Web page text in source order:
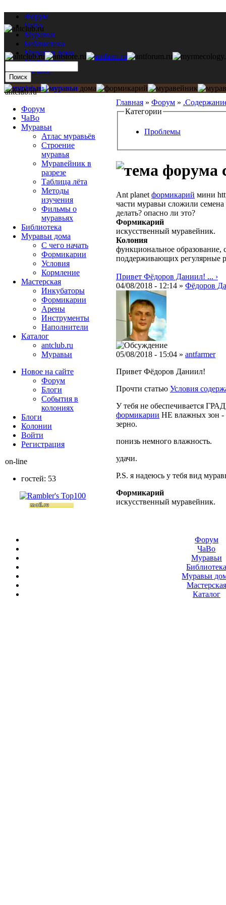
Форум
ЧаВо
Муравьи
Библиотека
Муравьи дома
Мастерская
Каталог
Главная » Форум »
Категории
Проблемы
Ant planetформикарий мини
части муравьи сложили семена
делать? опасно ли это?
Формикарий
искусственный муравейник.
Колония
функциональное образование,
поддерживающих регулярные
Привет Фёдоров Даниил! ... ›
04/08/2018 - 12:14 » Фёдоров
05/08/2018 - 15:04 » antfarmer
Привет Фёдоров Даниил!
Прочти статью Условия
У тебя не обеспечивается
формикарии НЕ влажных зон -
зерно.
понизь немного влажность.
удачи.
P.S. я надеюсь у тебя вид
Формикарий
искусственный муравейник.
antclub.ru
Форум
ЧаВо
Муравьи
Атлас муравьёв
Строение
муравья
Муравейник в
разрезе
Таблица лёта
Методы
изучения
Фильмы о
муравьях
Библиотека
Муравьи дома
С чего начать
Формикарии
Условия
Кормление
Мастерская
Инкубаторы
Формикарии
Арены
Инструменты
Наполнители
Каталог
antclub.ru
Муравьи
Новое на сайте
Форум
Блоги
События в
колониях
Блоги
Колонии
Войти
Peгиcтpaция
on-line
гостей: 53
Форум
ЧаВо
Муравьи
Муравьи
Мастерская
Каталог